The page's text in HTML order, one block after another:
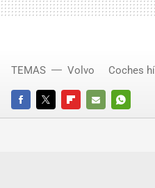
FACEBOOKTWITTERFLIPBOARD
E-
TEMAS Volvo Coches